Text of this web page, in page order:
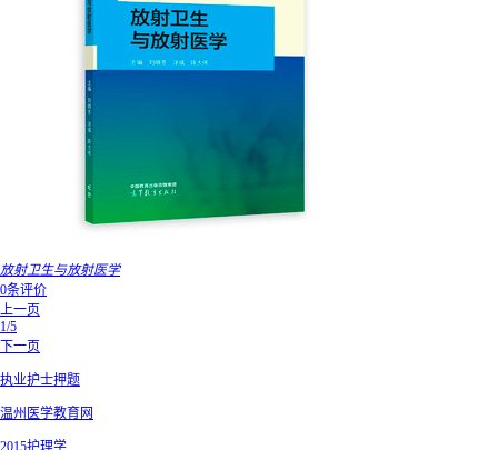
放射卫生与放射医学
0条评价
上一页
1/5
下一页
执业护士押题
温州医学教育网
2015护理学